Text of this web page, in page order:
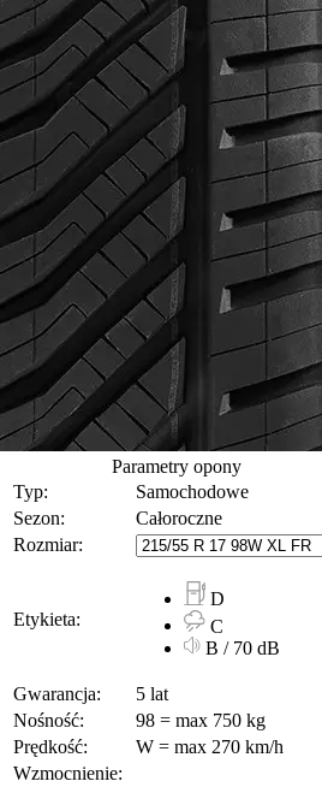
Parametry opony
Typ:
Samochodowe
Sezon:
Całoroczne
Rozmiar:
Etykieta:
D
C
B / 70 dB
Gwarancja:
5 lat
Nośność:
98 = max 750 kg
Prędkość:
W = max 270 km/h
Wzmocnienie: